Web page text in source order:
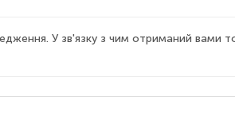
У зв'язку з чим отриманий вами